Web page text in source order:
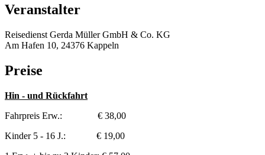
Veranstalter
Reisedienst Gerda Müller GmbH & Co. KG
Am Hafen 10, 24376 Kappeln
Preise
Hin - und Rückfahrt
Fahrpreis Erw.: € 38,00
Kinder 5 - 16 J.: € 19,00